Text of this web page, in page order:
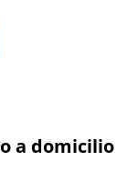
a domicilio